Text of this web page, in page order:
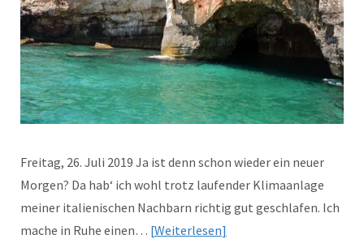
Freitag, 26. Juli 2019 Ja ist denn schon wieder ein neuer
Morgen? Da hab‘ ich wohl trotz laufender Klimaanlage
meiner italienischen Nachbarn richtig gut geschlafen. Ich
mache in Ruhe einen… Weiterlesen